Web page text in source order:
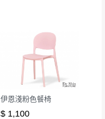
伊恩淺粉色餐椅
$ 1,100